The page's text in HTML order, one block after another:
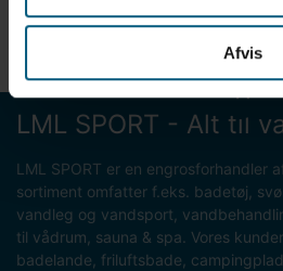
Afvis
Specialudførelser
LML SPORT - Alt til
LML SPORT er en engrosforhandler
sortiment omfatter f.eks. badetøj,
vandleg og vandsport,
til vådrum, sauna & spa. Vores
badelande, friluftsbade,